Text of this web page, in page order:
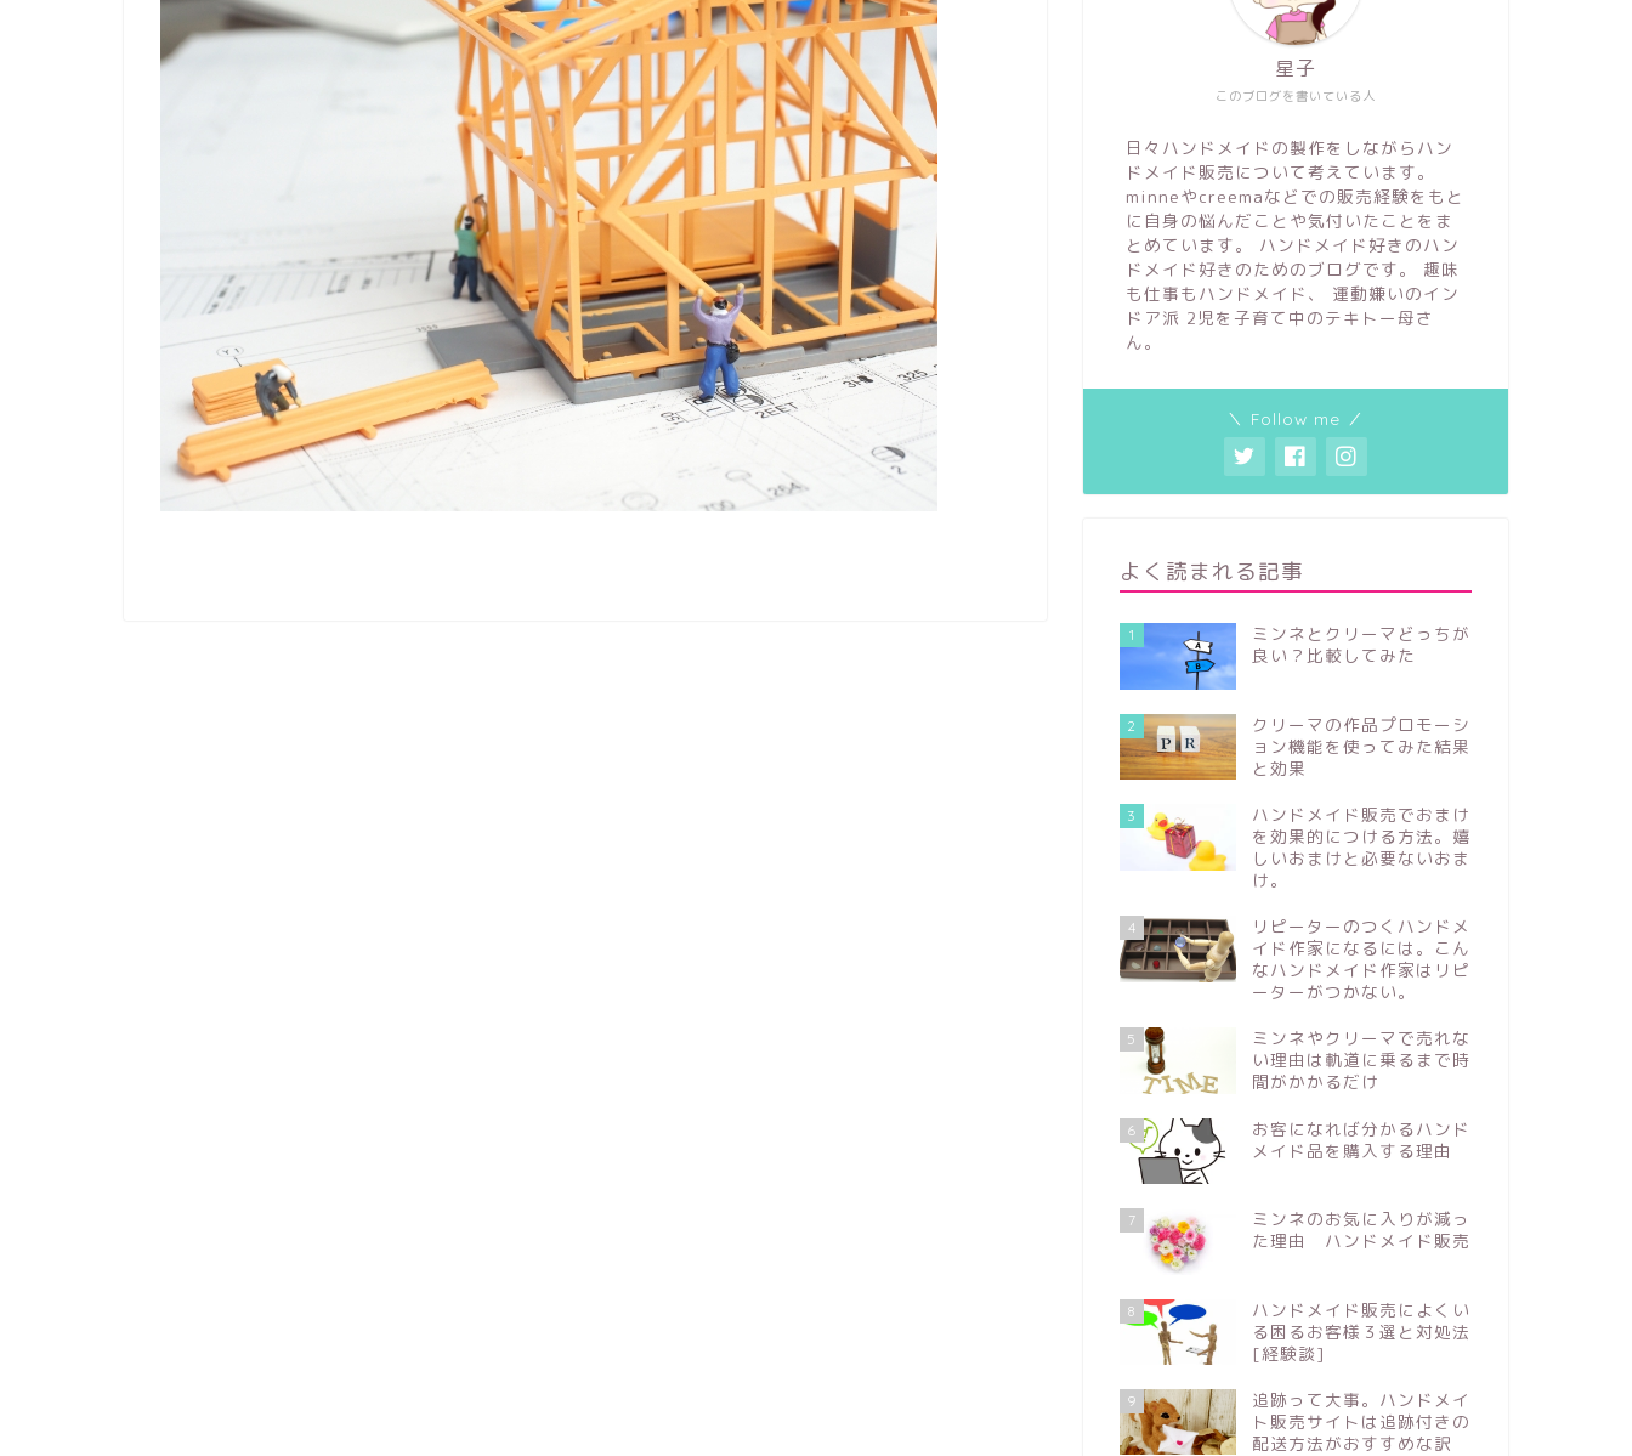
このブログを書いている人
星子
日々ハンドメイドの製作をしながらハン
ドメイド販売について考えています。
minneやcreemaなどでの販売経験をもと
に自身の悩んだことや気付いたことをま
とめています。 ハンドメイド好きのハン
ドメイド好きのためのブログです。 趣味
も仕事もハンドメイド、 運動嫌いのイン
ドア派 2児を子育て中のテキトー母さ
ん。
＼ Follow me ／
よく読まれる記事
1
ミンネとクリーマどっちが
良い？比較してみた
2
クリーマの作品プロモーシ
ョン機能を使ってみた結果
と効果
3
ハンドメイド販売でおまけ
を効果的につける方法。嬉
しいおまけと必要ないおま
け。
4
リピーターのつくハンドメ
イド作家になるには。こん
なハンドメイド作家はリピ
ーターがつかない。
5
ミンネやクリーマで売れな
い理由は軌道に乗るまで時
間がかかるだけ
6
お客になれば分かるハンド
メイド品を購入する理由
7
ミンネのお気に入りが減っ
た理由 ハンドメイド販売
8
ハンドメイド販売によくい
る困るお客様３選と対処法
[経験談]
9
追跡って大事。ハンドメイ
ト販売サイトは追跡付きの
配送方法がおすすめな訳